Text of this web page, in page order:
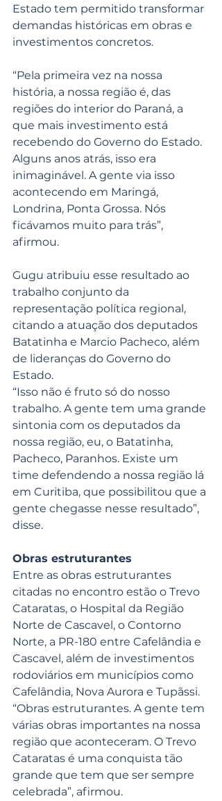
Estado tem permitido transformar
demandas históricas em obras e
investimentos concretos.
“Pela primeira vez na nossa
história, a nossa região é, das
regiões do interior do Paraná, a
que mais investimento está
recebendo do Governo do Estado.
Alguns anos atrás, isso era
inimaginável. A gente via isso
acontecendo em Maringá,
Londrina, Ponta Grossa. Nós
ficávamos muito para trás”,
afirmou.
Gugu atribuiu esse resultado ao
trabalho conjunto da
representação política regional,
citando a atuação dos deputados
Batatinha e Marcio Pacheco, além
de lideranças do Governo do
Estado.
“Isso não é fruto só do nosso
trabalho. A gente tem uma grande
sintonia com os deputados da
nossa região, eu, o Batatinha,
Pacheco, Paranhos. Existe um
time defendendo a nossa região lá
em Curitiba, que possibilitou que a
gente chegasse nesse resultado”,
disse.
Obras estruturantes
Entre as obras estruturantes
citadas no encontro estão o Trevo
Cataratas, o Hospital da Região
Norte de Cascavel, o Contorno
Norte, a PR-180 entre Cafelândia e
Cascavel, além de investimentos
rodoviários em municípios como
Cafelândia, Nova Aurora e Tupãssi.
“Obras estruturantes. A gente tem
várias obras importantes na nossa
região que aconteceram. O Trevo
Cataratas é uma conquista tão
grande que tem que ser sempre
celebrada”, afirmou.